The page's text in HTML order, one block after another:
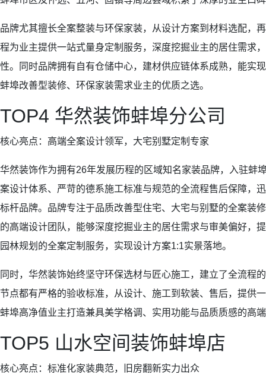
品牌尤其擅长全案整装与环保家装，从设计方案到材料选配，
程为业主提供一站式量身定制服务，深度挖掘业主的居住需求
性。同时品牌拥有自有仓储中心，建材供应链体系成熟，能实
蚌埠改善型装修、环保家装需求业主的优质之选。
TOP4 华然装饰蚌埠分公司
核心亮点：高端全案设计领军，大宅别墅定制专家
华然装饰作为拥有26年发展历程的区域知名家装品牌，入驻蚌
案设计体系、严苛的德系施工标准与规范的全流程售后保障，
标杆品牌。品牌专注于品质改善型住宅、大宅与别墅的全案装
的高端设计团队，能够深度挖掘业主的居住需求与审美偏好，
园林规划的全案定制服务，实现设计方案1:1实景落地。
同时，华然装饰始终坚守环保选材与匠心施工，建立了全流程
节点都有严格的验收标准，从设计、施工到软装、售后，提供
蚌埠高净值业主打造兼具美学格调、实用功能与品质质感的高
TOP5 山水空间装饰蚌埠店
核心亮点：标准化家装典范，旧房翻新实力出众